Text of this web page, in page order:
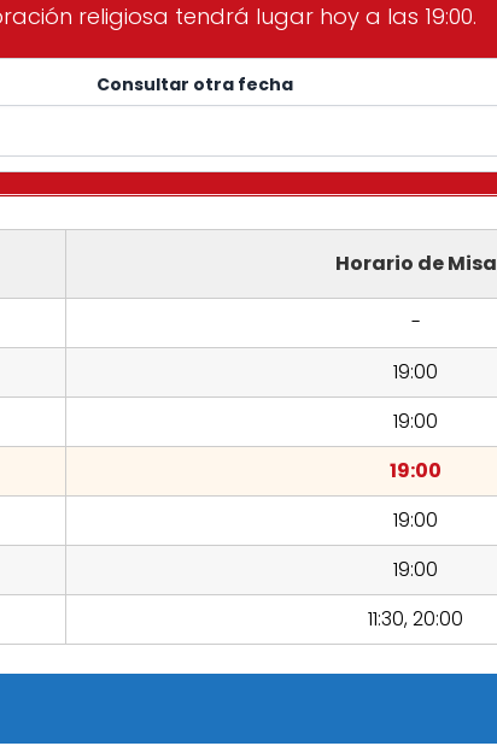
religiosa tendrá lugar hoy a las 19:00.
Consultar otra fecha
Horario de Misa
-
19:00
19:00
19:00
19:00
19:00
11:30, 20:00